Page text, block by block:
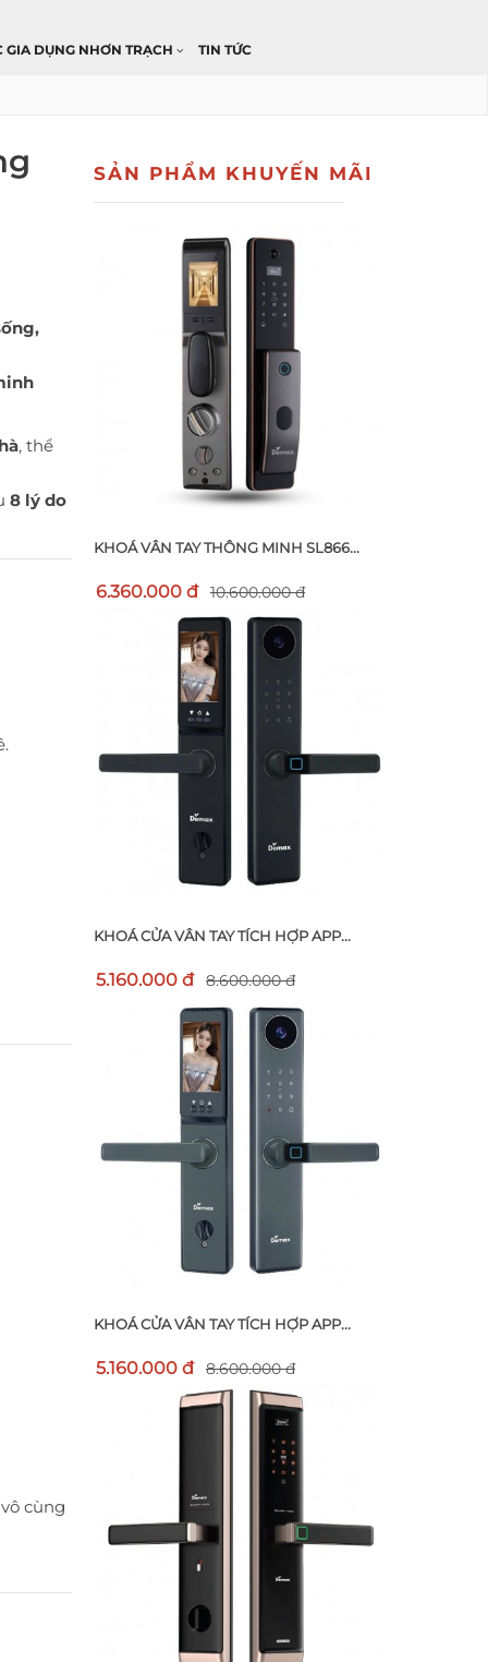
GIA DỤNG NHƠN TRẠCH TIN TỨC
, thể
8 lý do
vô cùng
SẢN PHẨM KHUYẾN MÃI
KHOÁ VÂN TAY THÔNG MINH SL866...
6.360.000 đ 10.600.000 đ
KHOÁ CỬA VÂN TAY TÍCH HỢP APP...
5.160.000 đ 8.600.000 đ
KHOÁ CỬA VÂN TAY TÍCH HỢP APP...
5.160.000 đ 8.600.000 đ